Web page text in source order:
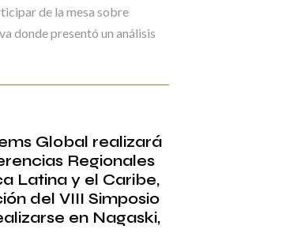
de la mesa sobre
donde presentó un análisis
Global realizará
Regionales
Latina y el Caribe,
del VIII Simposio
en Nagaski,